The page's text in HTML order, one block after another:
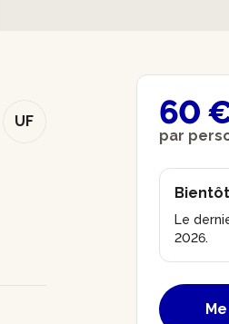
UF 60
par
Le
2026.